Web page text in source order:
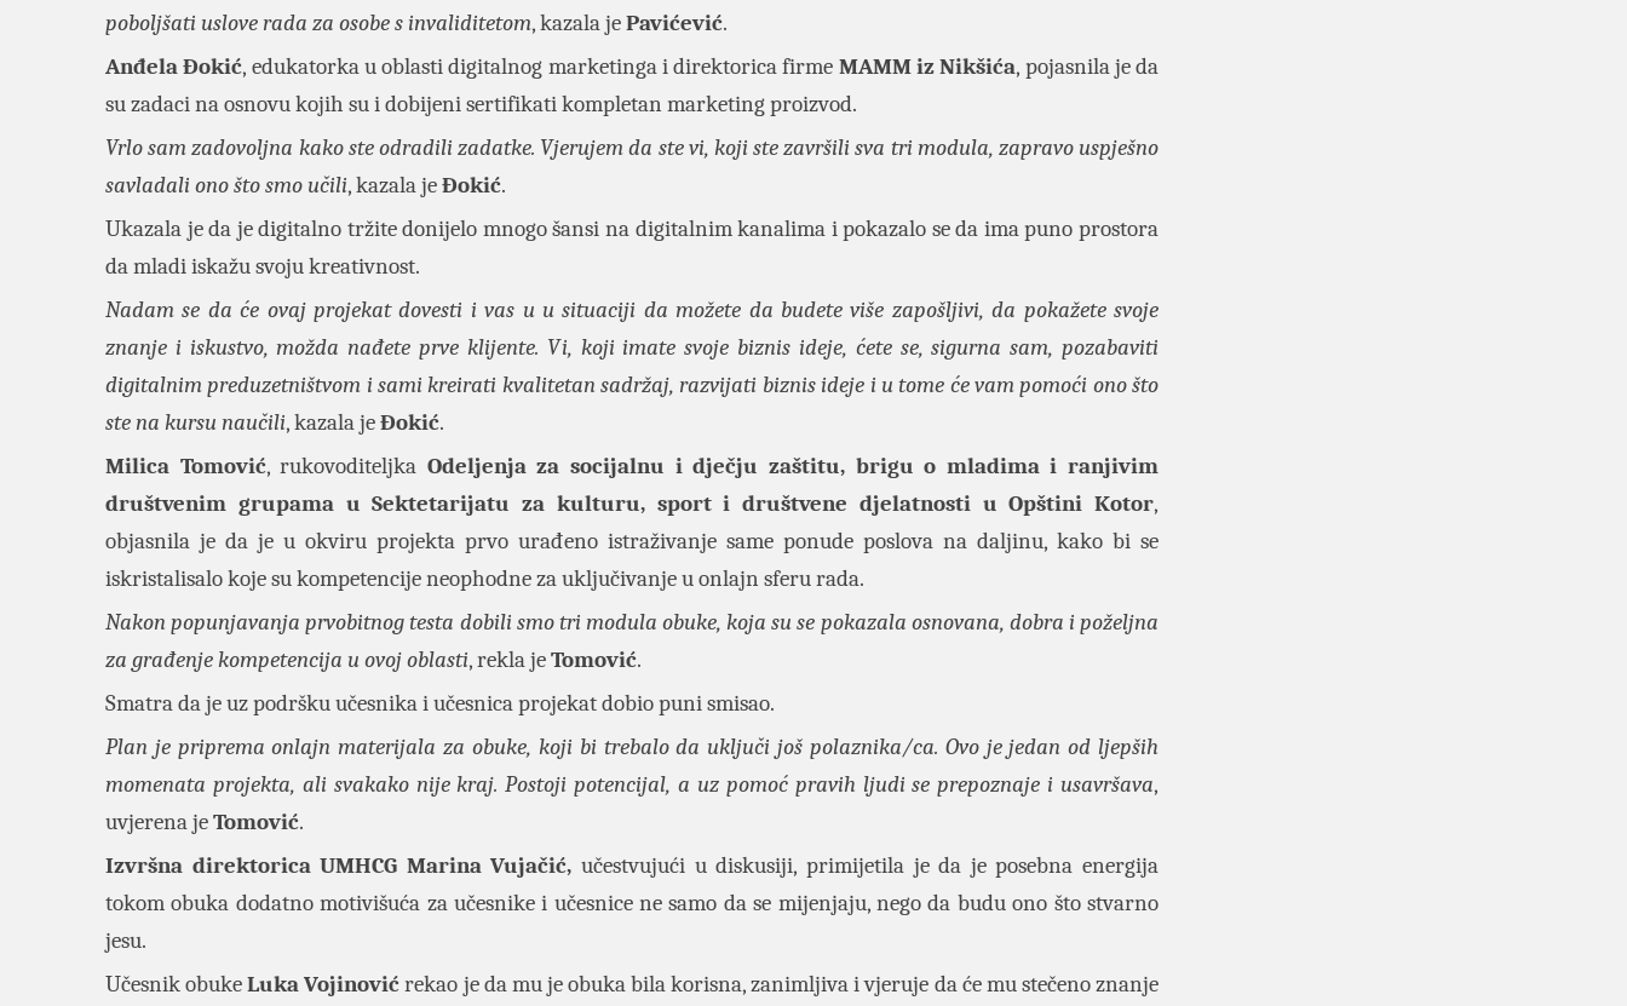
poboljšati uslove rada za osobe s invaliditetom, kazala jePavićević.
Anđela Đokić, edukatorka u oblasti digitalnog marketinga i direktorica firme MAMM iz Nikšića, pojasnila je da
su zadaci na osnovu kojih su i dobijeni sertifikati kompletan marketing proizvod.
Vrlo sam zadovoljna kako ste odradili zadatke. Vjerujem da ste vi, koji ste završili sva tri modula, zapravo uspješno
savladali ono što smo učili, kazala jeĐokić.
Ukazala je da je digitalno tržite donijelo mnogo šansi na digitalnim kanalima i pokazalo se da ima puno prostora
da mladi iskažu svoju kreativnost.
Nadam se da će ovaj projekat dovesti i vas u u situaciji da možete da budete više zapošljivi, da pokažete svoje
znanje i iskustvo, možda nađete prve klijente. Vi, koji imate svoje biznis ideje, ćete se, sigurna sam, pozabaviti
digitalnim preduzetništvom i sami kreirati kvalitetan sadržaj, razvijati biznis ideje i u tome će vam pomoći ono što
ste na kursu naučili, kazala jeĐokić.
Milica Tomović, rukovoditeljka Odeljenja za socijalnu i dječju zaštitu, brigu o mladima i ranjivim
društvenim grupama u Sektetarijatu za kulturu, sport i društvene djelatnosti u Opštini Kotor,
objasnila je da je u okviru projekta prvo urađeno istraživanje same ponude poslova na daljinu, kako bi se
iskristalisalo koje su kompetencije neophodne za uključivanje u onlajn sferu rada.
Nakon popunjavanja prvobitnog testa dobili smo tri modula obuke, koja su se pokazala osnovana, dobra i poželjna
za građenje kompetencija u ovoj oblasti, rekla jeTomović.
Smatra da je uz podršku učesnika i učesnica projekat dobio puni smisao.
Plan je priprema onlajn materijala za obuke, koji bi trebalo da uključi još polaznika/ca. Ovo je jedan od ljepših
momenata projekta, ali svakako nije kraj. Postoji potencijal, a uz pomoć pravih ljudi se prepoznaje i usavršava,
uvjerena jeTomović.
Izvršna direktorica UMHCG Marina Vujačić,učestvujući u diskusiji, primijetila je da je posebna energija
tokom obuka dodatno motivišuća za učesnike i učesnice ne samo da se mijenjaju, nego da budu ono što stvarno
jesu.
Učesnik obukeLuka Vojinovićrekao je da mu je obuka bila korisna, zanimljiva i vjeruje da će mu stečeno znanje